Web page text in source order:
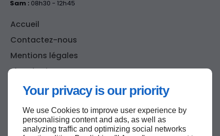
Your privacy is our priority
We use Cookies to improve user experience by
personalising content and ads, as well as
analyzing traffic and optimizing social networks
Sam : 08h30 - 12h45
Accueil
Contactez-nous
Mentions légales
Plan du site
Haut de page